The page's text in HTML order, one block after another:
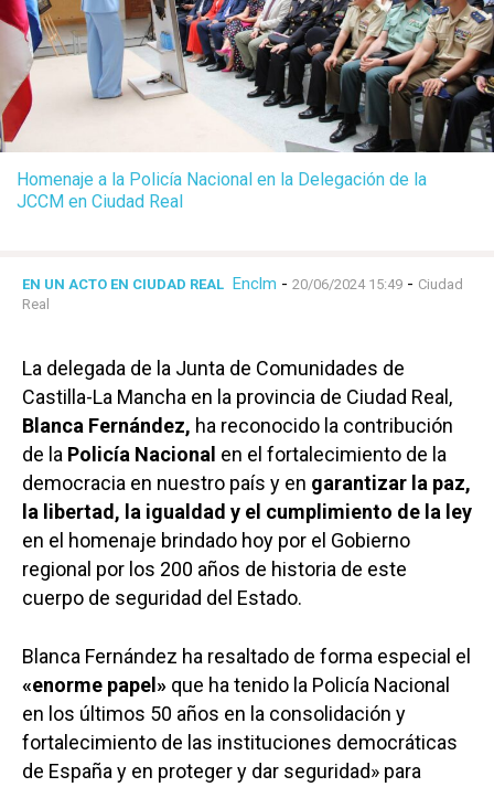
Homenaje a la Policía Nacional en la Delegación de la
JCCM en Ciudad Real
EN UN ACTO EN CIUDAD REAL Enclm - 20/06/2024 15:49 - Ciudad
Real
La delegada de la Junta de Comunidades de
Castilla-La Mancha en la provincia de Ciudad Real,
Blanca Fernández, ha reconocido la contribución
de la Policía Nacional en el fortalecimiento de la
democracia en nuestro país y en garantizar la paz,
la libertad, la igualdad y el cumplimiento de la ley
en el homenaje brindado hoy por el Gobierno
regional por los 200 años de historia de este
cuerpo de seguridad del Estado.
Blanca Fernández ha resaltado de forma especial el
«enorme papel» que ha tenido la Policía Nacional
en los últimos 50 años en la consolidación y
fortalecimiento de las instituciones democráticas
de España y en proteger y dar seguridad» para